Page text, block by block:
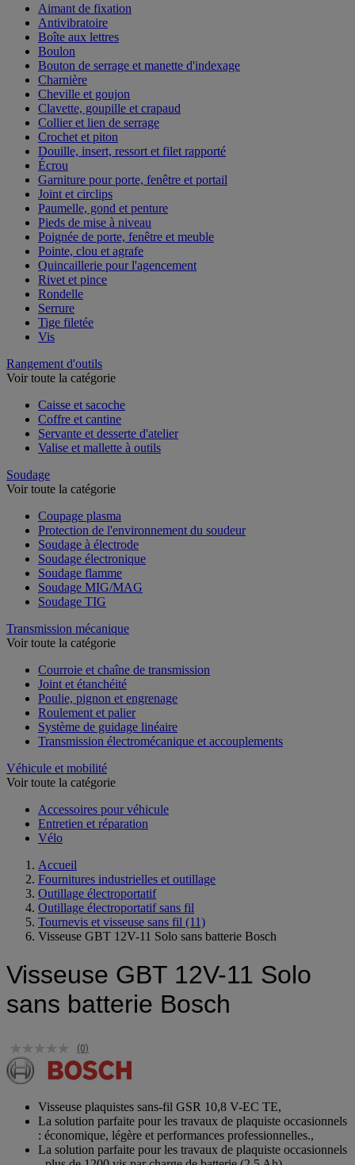
Aimant de fixation
Antivibratoire
Boîte aux lettres
Boulon
Bouton de serrage et manette d'indexage
Charnière
Cheville et goujon
Clavette, goupille et crapaud
Collier et lien de serrage
Crochet et piton
Douille, insert, ressort et filet rapporté
Écrou
Garniture pour porte, fenêtre et portail
Joint et circlips
Paumelle, gond et penture
Pieds de mise à niveau
Poignée de porte, fenêtre et meuble
Pointe, clou et agrafe
Quincaillerie pour l'agencement
Rivet et pince
Rondelle
Serrure
Tige filetée
Vis
Rangement d'outils
Voir toute la catégorie
Caisse et sacoche
Coffre et cantine
Servante et desserte d'atelier
Valise et mallette à outils
Soudage
Voir toute la catégorie
Coupage plasma
Protection de l'environnement du soudeur
Soudage à électrode
Soudage électronique
Soudage flamme
Soudage MIG/MAG
Soudage TIG
Transmission mécanique
Voir toute la catégorie
Courroie et chaîne de transmission
Joint et étanchéité
Poulie, pignon et engrenage
Roulement et palier
Système de guidage linéaire
Transmission électromécanique et accouplements
Véhicule et mobilité
Voir toute la catégorie
Accessoires pour véhicule
Entretien et réparation
Vélo
Accueil
Fournitures industrielles et outillage
Outillage électroportatif
Outillage électroportatif sans fil
Tournevis et visseuse sans fil (11)
Visseuse GBT 12V-11 Solo sans batterie Bosch
Visseuse GBT 12V-11 Solo
sans batterie Bosch
(0)
Visseuse plaquistes sans-fil GSR 10,8 V-EC TE,
La solution parfaite pour les travaux de plaquiste occasionnels
: économique, légère et performances professionnelles.,
La solution parfaite pour les travaux de plaquiste occasionnels